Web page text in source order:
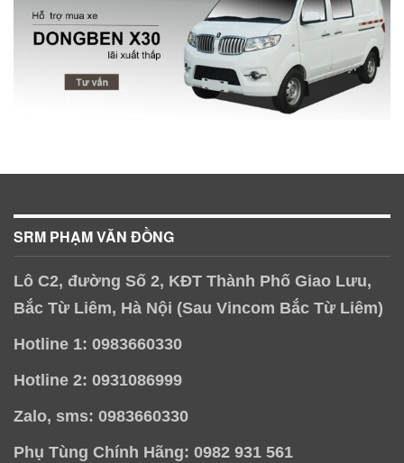
SRM PHẠM VĂN ĐỒNG
Lô C2, đường Số 2, KĐT Thành Phố Giao Lưu,
Bắc Từ Liêm, Hà Nội (Sau Vincom Bắc Từ Liêm)
Hotline 1: 0983660330
Hotline 2: 0931086999
Zalo, sms: 0983660330
Phụ Tùng Chính Hãng: 0982 931 561